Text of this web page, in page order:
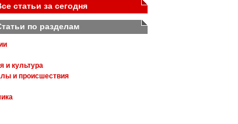
статьи за сегодня
по разделам
и культура
и происшествия